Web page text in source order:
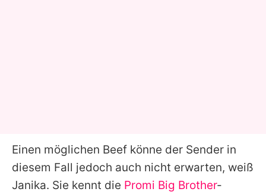
Einen möglichen Beef könne der Sender in
diesem Fall jedoch auch nicht erwarten, weiß
Janika. Sie kennt die Promi Big Brother-